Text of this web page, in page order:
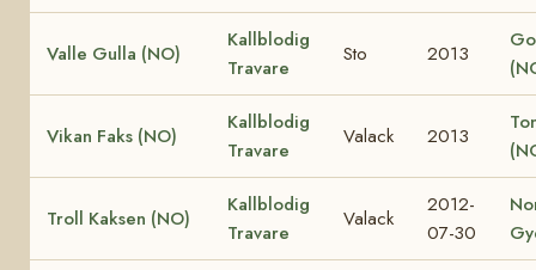
Valle Gulla (NO)
Kallblodig
Travare
Sto 2013
Vikan Faks (NO)
Kallblodig
Travare
Valack 2013
Troll Kaksen (NO)
Kallblodig
Travare
Valack
2012-
07-30